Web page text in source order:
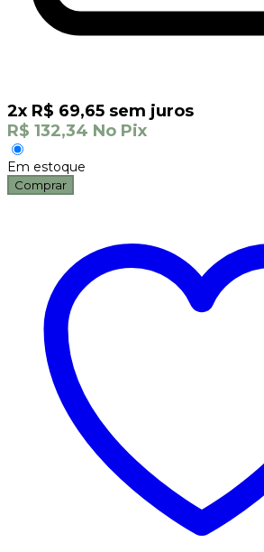
2x R$ 69,65 sem juros
R$ 132,34 No Pix
Em estoque
Comprar